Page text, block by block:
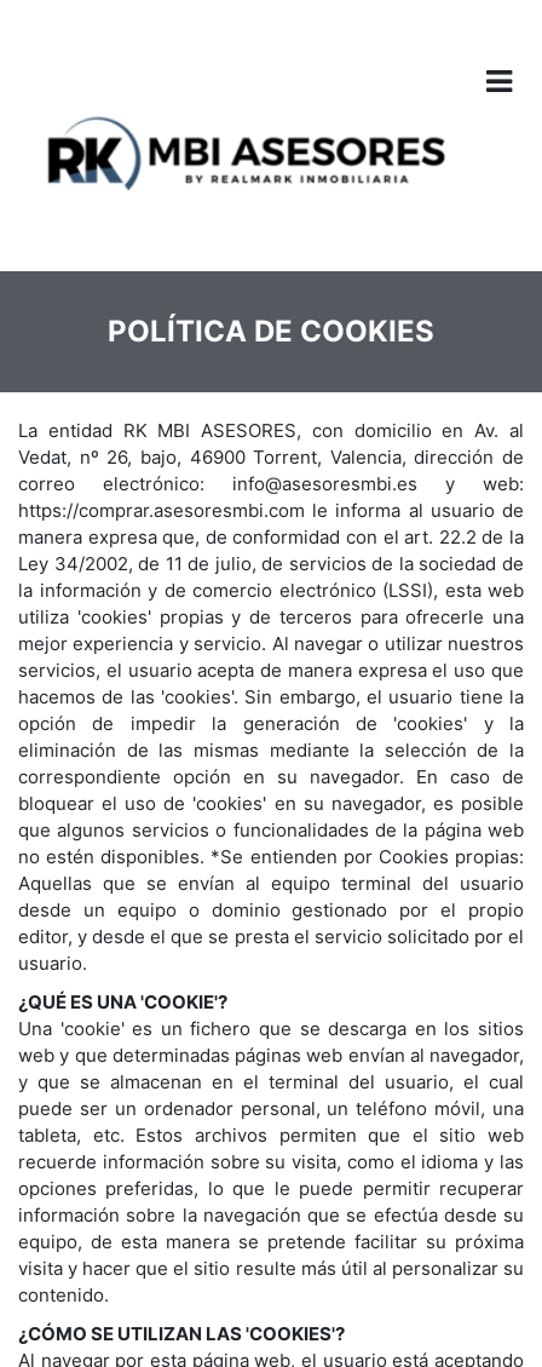
POLÍTICA DE COOKIES
La entidad RK MBI ASESORES, con domicilio en Av. al
Vedat, nº 26, bajo, 46900 Torrent, Valencia, dirección de
correo electrónico: info@asesoresmbi.es y web:
https://comprar.asesoresmbi.com le informa al usuario de
manera expresa que, de conformidad con el art. 22.2 de la
Ley 34/2002, de 11 de julio, de servicios de la sociedad de
la información y de comercio electrónico (LSSI), esta web
utiliza 'cookies' propias y de terceros para ofrecerle una
mejor experiencia y servicio. Al navegar o utilizar nuestros
servicios, el usuario acepta de manera expresa el uso que
hacemos de las 'cookies'. Sin embargo, el usuario tiene la
opción de impedir la generación de 'cookies' y la
eliminación de las mismas mediante la selección de la
correspondiente opción en su navegador. En caso de
bloquear el uso de 'cookies' en su navegador, es posible
que algunos servicios o funcionalidades de la página web
no estén disponibles. *Se entienden por Cookies propias:
Aquellas que se envían al equipo terminal del usuario
desde un equipo o dominio gestionado por el propio
editor, y desde el que se presta el servicio solicitado por el
usuario.
¿QUÉ ES UNA 'COOKIE'?
Una 'cookie' es un fichero que se descarga en los sitios
web y que determinadas páginas web envían al navegador,
y que se almacenan en el terminal del usuario, el cual
puede ser un ordenador personal, un teléfono móvil, una
tableta, etc. Estos archivos permiten que el sitio web
recuerde información sobre su visita, como el idioma y las
opciones preferidas, lo que le puede permitir recuperar
información sobre la navegación que se efectúa desde su
equipo, de esta manera se pretende facilitar su próxima
visita y hacer que el sitio resulte más útil al personalizar su
contenido.
¿CÓMO SE UTILIZAN LAS 'COOKIES'?
Al navegar por esta página web, el usuario está aceptando